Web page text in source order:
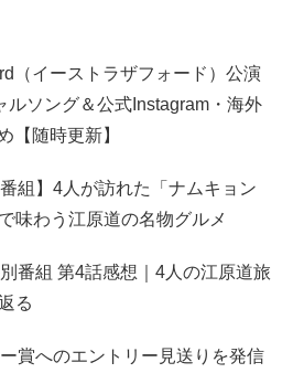
（イーストラザフォード）公演
ルソング＆公式Instagram・海外
【随時更新】
組】4人が訪れた「ナムキョン
味わう江原道の名物グルメ
番組 第4話感想｜4人の江原道旅
る
賞へのエントリー見送りを発信